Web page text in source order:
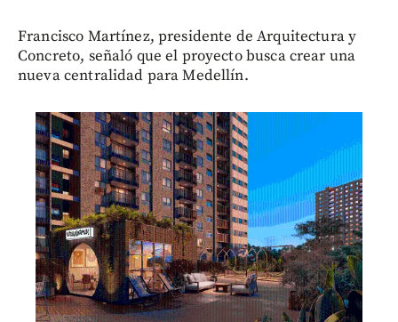
Francisco Martínez, presidente de Arquitectura y
Concreto, señaló que el proyecto busca crear una
nueva centralidad para Medellín.